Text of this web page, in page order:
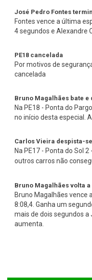
José Pedro Fontes
Fontes vence a última
4 segundos e Alexandre
PE18 cancelada
Por motivos de
cancelada
Bruno Magalhães bate e
Na PE18 - Ponta do
no início desta especial.
Carlos Vieira despista-
Na PE17 - Ponta do Sol
outros carros não
Bruno Magalhães volta
Bruno Magalhães vence
8:08,4. Ganha um
mais de dois segundos a
aumenta.